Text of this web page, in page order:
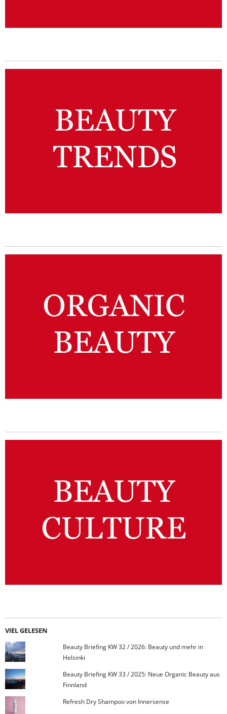
VIEL GELESEN
Beauty Briefing KW 32 / 2026: Beauty und mehr in
Helsinki
Beauty Briefing KW 33 / 2025: Neue Organic Beauty aus
Finnland
Refresh Dry Shampoo von Innersense